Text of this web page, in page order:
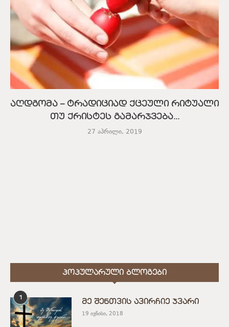
აღდგომა – ტრადიციად ქცეული რიტუალი
თუ ქრისტეს გამარჯვება...
27 აპრილი, 2019
ᲞᲝᲞᲣᲚᲐᲠᲣᲚᲘ ᲑᲚᲝᲒᲔᲑᲘ
1
მე შენთვის ავირჩიე ჯვარი
19 ივნისი, 2018